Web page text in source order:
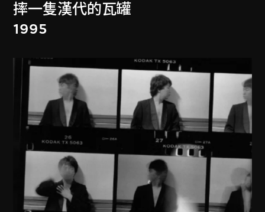
摔一隻漢代的瓦罐
1995